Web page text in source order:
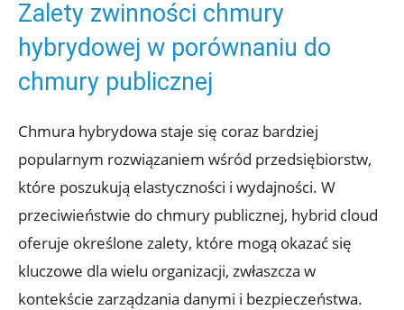
Zalety zwinności chmury⁣
hybrydowej w ⁣porównaniu ⁢do
chmury⁢ publicznej
Chmura ⁢hybrydowa staje się coraz‍ bardziej
⁤popularnym rozwiązaniem ⁢wśród ‌przedsiębiorstw,
które poszukują elastyczności i wydajności. ⁤W
przeciwieństwie do ‌chmury publicznej, hybrid cloud
oferuje‍ określone zalety, które mogą okazać‌ się
‌kluczowe dla wielu organizacji,‍ zwłaszcza ‍w
kontekście zarządzania danymi i bezpieczeństwa.